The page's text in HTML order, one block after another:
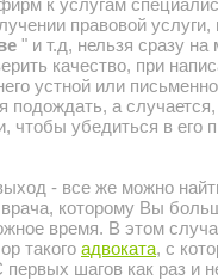
к услугам
правовой услуги,
" и т.д, нельзя сразу на
качество, при
устной или
подождать, а
чтобы убедиться в его
- все же можно
врача, которому Вы
время. В этом
такого адвоката, с
шагов как раз и